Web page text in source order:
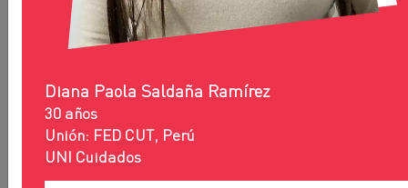
Diana Paola Saldaña Ramírez
30 años
Unión: FED CUT, Perú
UNI Cuidados